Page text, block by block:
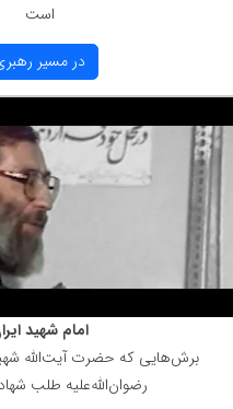
است
در مسیر
امام شهید
برش‌هایی كه حضرت آیت‌الله
رضوان‌الله‌علیه طلب